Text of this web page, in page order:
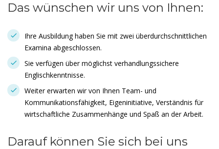
Das wünschen wir uns von Ihnen:
Ihre Ausbildung haben Sie mit zwei überdurchschnittlichen
Examina abgeschlossen.
Sie verfügen über möglichst verhandlungssichere
Englischkenntnisse.
Weiter erwarten wir von Ihnen Team- und
Kommunikationsfähigkeit, Eigeninitiative, Verständnis für
wirtschaftliche Zusammenhänge und Spaß an der Arbeit.
Darauf können Sie sich bei uns